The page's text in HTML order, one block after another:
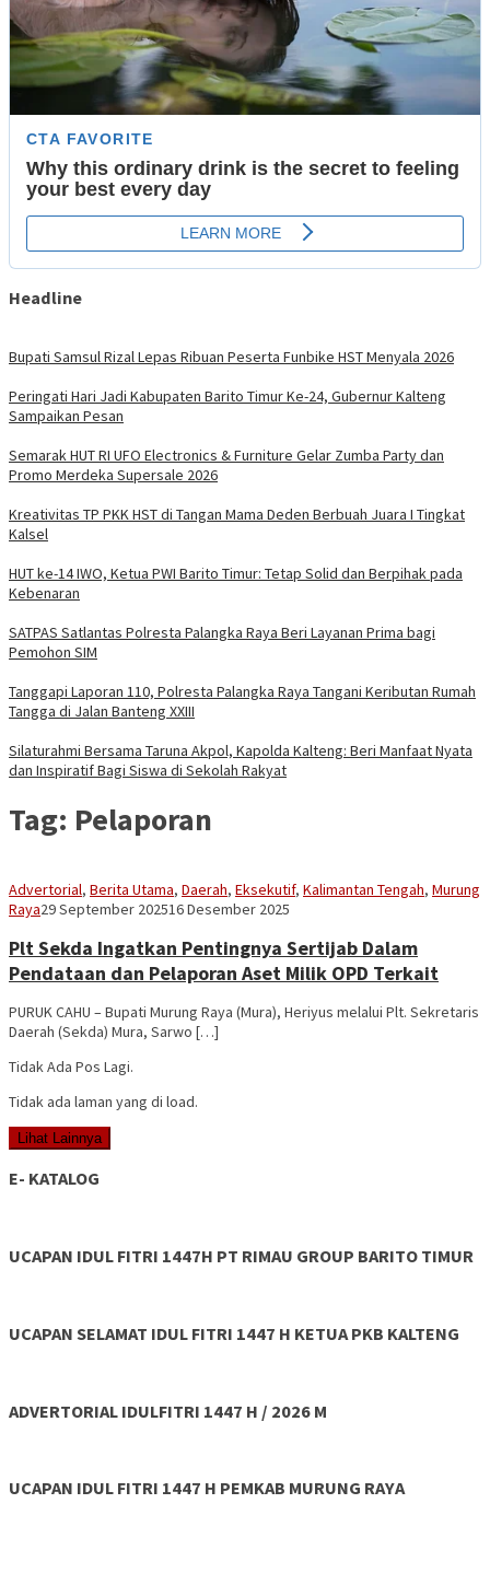
Headline
Bupati Samsul Rizal Lepas Ribuan Peserta Funbike HST Menyala 2026
Peringati Hari Jadi Kabupaten Barito Timur Ke-24, Gubernur Kalteng
Sampaikan Pesan
Semarak HUT RI UFO Electronics & Furniture Gelar Zumba Party dan
Promo Merdeka Supersale 2026
Kreativitas TP PKK HST di Tangan Mama Deden Berbuah Juara I Tingkat
Kalsel
HUT ke-14 IWO, Ketua PWI Barito Timur: Tetap Solid dan Berpihak pada
Kebenaran
SATPAS Satlantas Polresta Palangka Raya Beri Layanan Prima bagi
Pemohon SIM
Tanggapi Laporan 110, Polresta Palangka Raya Tangani Keributan Rumah
Tangga di Jalan Banteng XXIII
Silaturahmi Bersama Taruna Akpol, Kapolda Kalteng: Beri Manfaat Nyata
dan Inspiratif Bagi Siswa di Sekolah Rakyat
Tag: Pelaporan
Advertorial, Berita Utama, Daerah, Eksekutif, Kalimantan Tengah, Murung
RayaSekber
29 September 202516 Desember 2025
Plt Sekda Ingatkan Pentingnya Sertijab Dalam
Pendataan dan Pelaporan Aset Milik OPD Terkait
PURUK CAHU – Bupati Murung Raya (Mura), Heriyus melalui Plt. Sekretaris
Daerah (Sekda) Mura, Sarwo […]
Tidak Ada Pos Lagi.
Tidak ada laman yang di load.
Lihat Lainnya
E- KATALOG
UCAPAN IDUL FITRI 1447H PT RIMAU GROUP BARITO TIMUR
UCAPAN SELAMAT IDUL FITRI 1447 H KETUA PKB KALTENG
ADVERTORIAL IDULFITRI 1447 H / 2026 M
UCAPAN IDUL FITRI 1447 H PEMKAB MURUNG RAYA